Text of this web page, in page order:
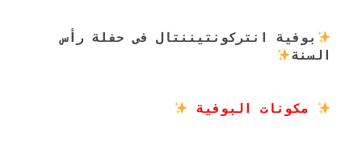
بوفية انتركونتيننتال فى حفلة رأس
السنة
مكونات البوفية